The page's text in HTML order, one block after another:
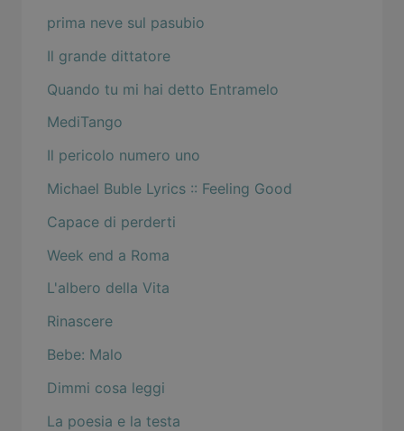
prima neve sul pasubio
Il grande dittatore
Quando tu mi hai detto Entramelo
MediTango
Il pericolo numero uno
Michael Buble Lyrics :: Feeling Good
Capace di perderti
Week end a Roma
L'albero della Vita
Rinascere
Bebe: Malo
Dimmi cosa leggi
La poesia e la testa